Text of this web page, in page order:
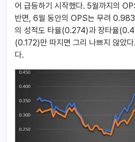
어 급등하기 시작했다. 5월까지의
반면, 6월 동안의 OPS는 무려 0.983
의 성적도 타율(0.274)과 장타율
(0.172)만 따지면 그리 나쁘지 않았
다.